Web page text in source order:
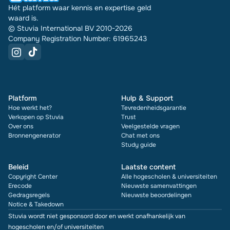
Hét platform waar kennis en expertise geld
waard is.
© Stuvia International BV 2010-2026
Company Registration Number: 61965243
Platform
Hoe werkt het?
Verkopen op Stuvia
Over ons
Bronnengenerator
Hulp & Support
Tevredenheidsgarantie
Trust
Veelgestelde vragen
Chat met ons
Study guide
Beleid
Copyright Center
Erecode
Gedragsregels
Notice & Takedown
Laatste content
Alle hogescholen & universiteiten
Nieuwste samenvattingen
Nieuwste beoordelingen
Stuvia wordt niet gesponsord door en werkt onafhankelijk van
hogescholen en/of universiteiten